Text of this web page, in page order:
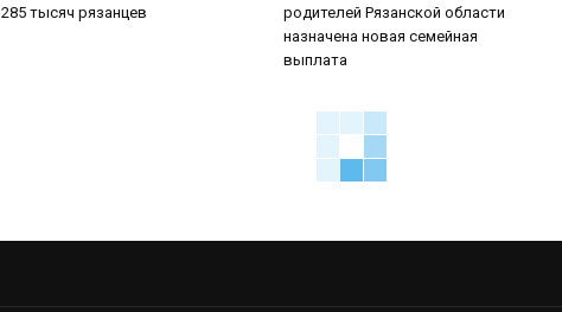
285 тысяч рязанцев
родителей Рязанской области
назначена новая семейная
выплата